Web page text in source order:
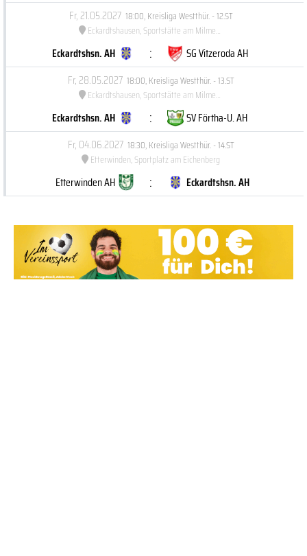
Fr, 21.05.2027 18:00,Kreisliga Westthür. - 12.ST
Eckardtshausen, Sportstätte am Milmesberg
Eckardtshsn. AH :
SG Vitzeroda AH
Fr, 28.05.2027 18:00,Kreisliga Westthür. - 13.ST
Eckardtshausen, Sportstätte am Milmesberg
Eckardtshsn. AH :
SV Förtha-U. AH
Fr, 04.06.2027 18:30,Kreisliga Westthür. - 14.ST
Etterwinden, Sportplatz am Eichenberg
Etterwinden AH : Eckardtshsn. AH